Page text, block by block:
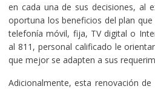
en cada una de sus decisiones, al
oportuna los beneficios del plan
telefonía móvil, fija, TV digital o
al 811, personal calificado le
que mejor se adapten a sus
Adicionalmente, esta renovación